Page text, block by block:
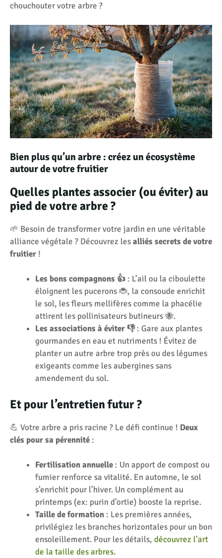
chouchouter votre arbre ?
Bien plus qu’un arbre : créez un écosystème
autour de votre fruitier
Quelles plantes associer (ou éviter) au
pied de votre arbre ?
🌱 Besoin de transformer votre jardin en une véritable
alliance végétale ? Découvrez lesalliés secrets de votre
fruitier !
Les bons compagnons 👍 : L’ail ou la ciboulette
éloignent les pucerons 🐞, la consoude enrichit
le sol, les fleurs mellifères comme la phacélie
attirent les pollinisateurs butineurs 🐝.
Les associations à éviter 👎: Gare aux plantes
gourmandes en eau et nutriments ! Évitez de
planter un autre arbre trop près ou des légumes
exigeants comme les aubergines sans
amendement du sol.
Et pour l’entretien futur ?
💪 Votre arbre a pris racine ? Le défi continue ! Deux
clés pour sa pérennité :
Fertilisation annuelle : Un apport de compost ou
fumier renforce sa vitalité. En automne, le sol
s’enrichit pour l’hiver. Un complément au
printemps (ex: purin d’ortie) booste la reprise.
Taille de formation : Les premières années,
privilégiez les branches horizontales pour un bon
ensoleillement. Pour les détails, découvrez l’art
de la taille des arbres.